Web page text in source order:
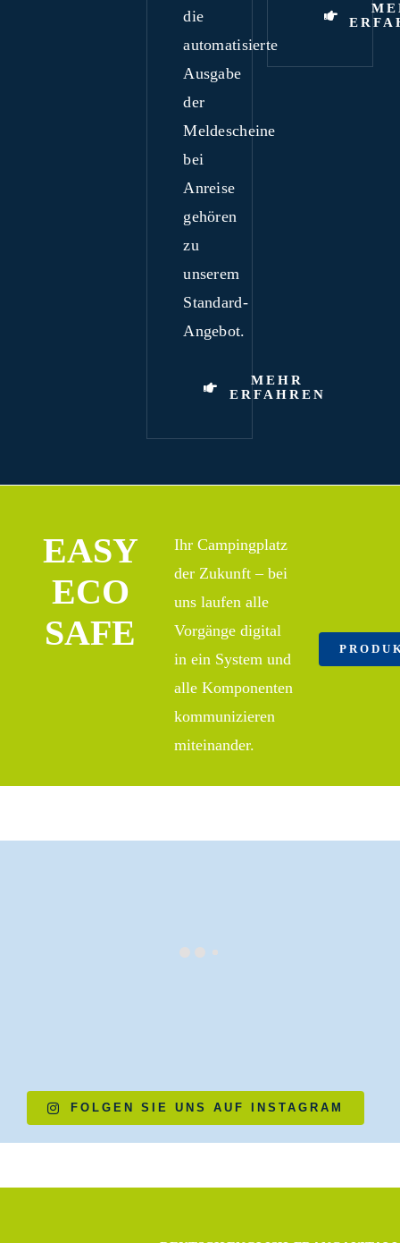
die
automatisierte
Ausgabe
der
Meldescheine
bei
Anreise
gehören
zu
unserem
Standard-
Angebot.
MEHR
ERFAHREN
EASY
ECO
SAFE
Ihr Campingplatz
der Zukunft – bei
uns laufen alle
Vorgänge digital
in ein System und
alle Komponenten
kommunizieren
miteinander.
FOLGEN SIE UNS AUF INSTAGRAM